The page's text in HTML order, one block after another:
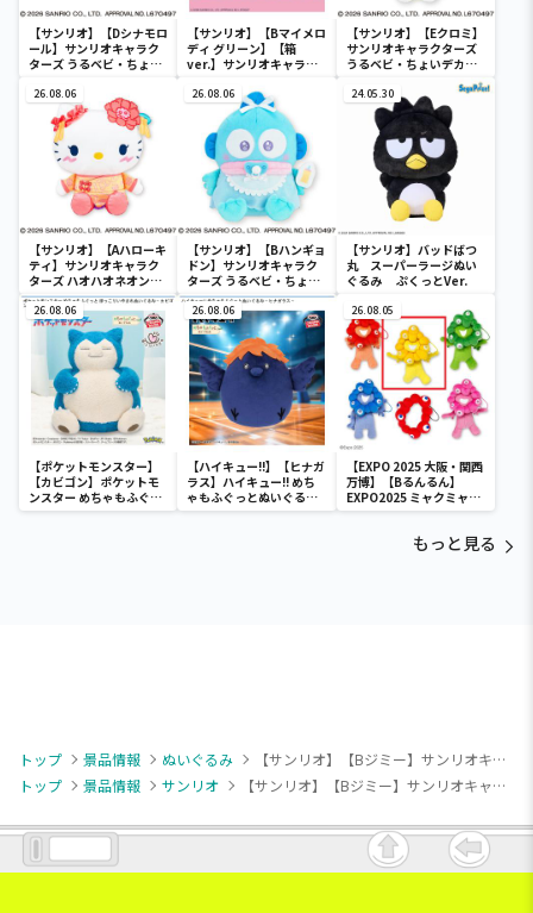
【サンリオ】【Dシナモロ
ール】サンリオキャラク
ターズ うるベビ・ちょい
【サンリオ】【Bマイメロ
ディ グリーン】【箱
ver.】サンリオキャラク
SOFVIMATES～マイメロ
ディ マーメイドver. ～
【サンリオ】【Eクロミ】
サンリオキャラクターズ
うるベビ・ちょいデカド
26.08.06
【サンリオ】【Aハローキ
ティ】サンリオキャラク
ターズ ハオハオネオンタ
ウンドールBIGタイプ1
26.08.06
【サンリオ】【Bハンギョ
ドン】サンリオキャラク
ターズ うるベビ・ちょい
デカドール
24.05.30
【サンリオ】バッドばつ
丸 スーパーラージぬい
ぐるみ ぷくっとVer.
26.08.06
【ポケットモンスター】
【カビゴン】ポケットモ
ンスター めちゃもふぐっ
と ほっこりいやされぬい
26.08.06
【ハイキュー!!】【ヒナガ
ラス】ハイキュー!! めち
ゃもふぐっとぬいぐるみ
～ヒナガラス～
26.08.05
【EXPO 2025 大阪・関西
万博】【Bるんるん】
EXPO2025 ミャクミャク
カラフルゴム紐付きぬい
もっと見る
トップ 景品情報 ぬいぐるみ
【サンリオ】【Bジミー】サンリオキャラクターズ グレイッシュハングアウトドールBIGタイプ2
トップ
景品情報 サンリオ 【サンリオ】【Bジミー】サンリオキャラクターズ グレイッシュハングアウトドールBIGタイプ2